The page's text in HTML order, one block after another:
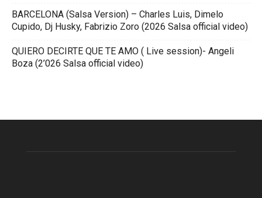
BARCELONA (Salsa Version) – Charles Luis, Dimelo
Cupido, Dj Husky, Fabrizio Zoro (2026 Salsa official video)
QUIERO DECIRTE QUE TE AMO ( Live session)- Angeli
Boza (2’026 Salsa official video)